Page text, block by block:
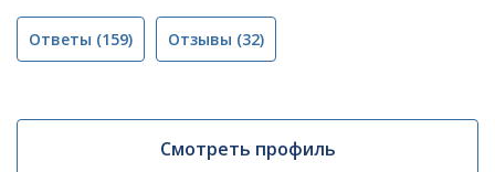
Ответы (159) Отзывы (32)
Смотреть профиль